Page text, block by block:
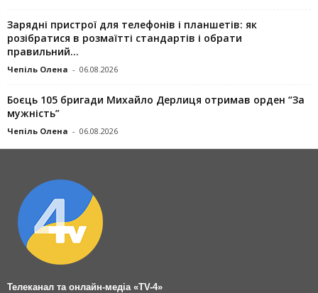
Зарядні пристрої для телефонів і планшетів: як
розібратися в розмаїтті стандартів і обрати
правильний...
Чепіль Олена - 06.08.2026
Боєць 105 бригади Михайло Дерлиця отримав орден “За
мужність”
Чепіль Олена - 06.08.2026
Телеканал та онлайн-медіа «TV-4»